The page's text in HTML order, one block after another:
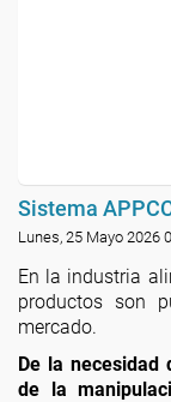
Sistema
Lunes, 25 Mayo 2026
En la industria
productos son
mercado.
De la necesidad
de la